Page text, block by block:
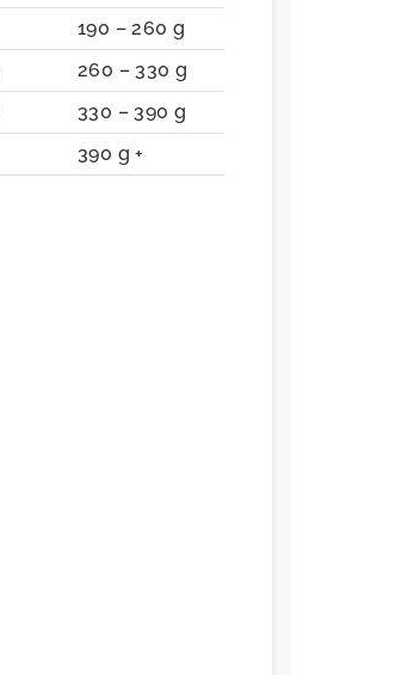
190 – 260 g
260 – 330 g
330 – 390 g
390 g +